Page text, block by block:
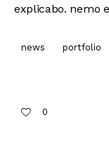
explicabo. nemo
news portfolio
0